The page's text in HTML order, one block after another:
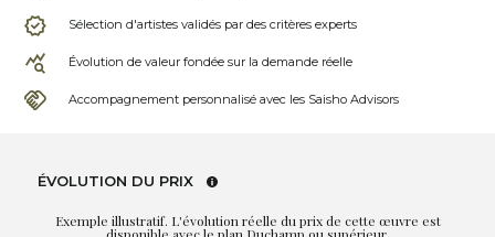
Sélection d'artistes validés par des critères experts
Évolution de valeur fondée sur la demande réelle
Accompagnement personnalisé avec les Saisho Advisors
ÉVOLUTION DU PRIX
Exemple illustratif. L'évolution réelle du prix de cette œuvre est